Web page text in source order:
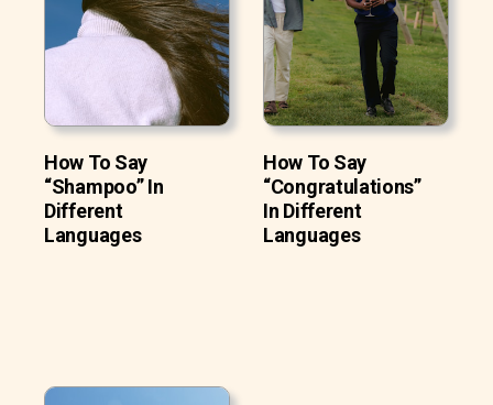
How To Say
“Shampoo” In
Different
Languages
How To Say
“Congratulations”
In Different
Languages